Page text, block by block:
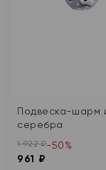
Подвеска-шарм
серебра
1 922 ₽
961 ₽
-50%